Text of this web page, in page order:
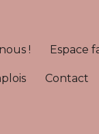
! Espace
Contact